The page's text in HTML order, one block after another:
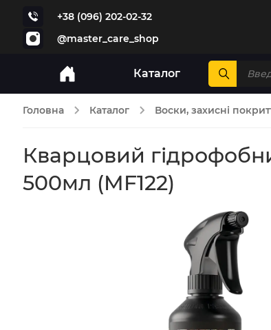
+38 (096) 202-02-32
@master_care_shop
Каталог
Головна Каталог Воски, захисні
Кварцовий
500мл (MF122)